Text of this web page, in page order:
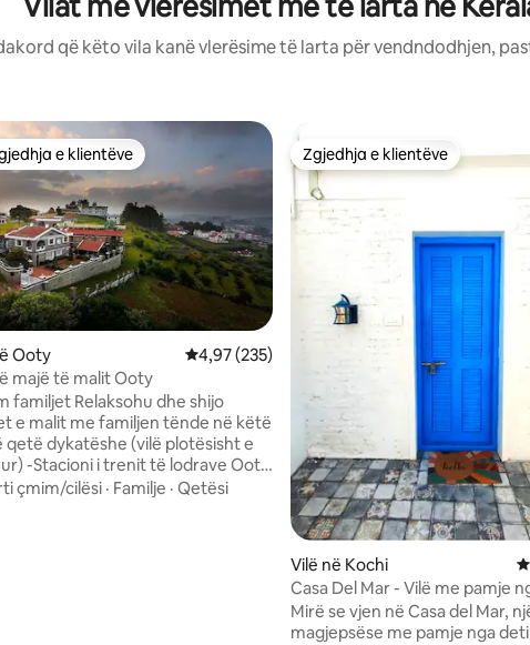
që këto vila kanë vlerësime të larta për vendndodhjen,
nga 5, 135 vlerësime
mirat e zgjedhjeve të klientëve
e klientëve
Ooty Vlerësimi mesatar 4,97 nga 5, 235 vlerësime
4,97 (235)
majë të malit Ooty
Relaksohu dhe shijo
e malit me familjen tënde në këtë
qetë dykatëshe (vilë plotësisht e
-Stacioni i trenit të lodrave Ooty
kryesore turistike brenda
çmim/cilësi · Familje · Qetësi
Zgjedhja e klientëve
Zgjedhja e klientëve
Vilë në Kochi
Casa Del Mar - Vilë me pamje
Mirë se vjen në Casa del Mar,
magjepsëse me pamje nga